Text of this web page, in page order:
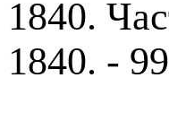
1840.
1840. -